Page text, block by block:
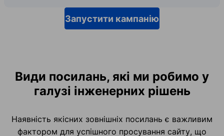
Запустити кампанію
Види посилань, які ми робимо у
галузі інженерних рішень
Наявність якісних зовнішніх посилань є важливим
фактором для успішного просування сайту, що